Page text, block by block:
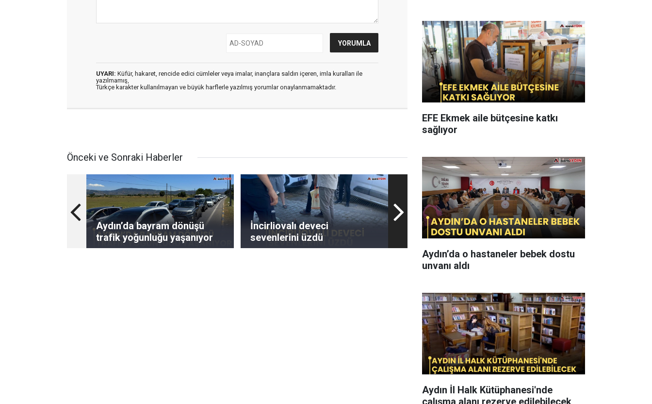
UYARI: Küfür, hakaret, rencide edici cümleler veya imalar, inançlara saldırı içeren, imla kuralları ile
yazılmamış,
Türkçe karakter kullanılmayan ve büyük harflerle yazılmış yorumlar onaylanmamaktadır.
Önceki ve Sonraki Haberler
Aydın’da bayram dönüşü
trafik yoğunluğu yaşanıyor
İncirliovalı deveci
sevenlerini üzdü
EFE Ekmek aile bütçesine katkı
sağlıyor
Aydın’da o hastaneler bebek dostu
unvanı aldı
Aydın İl Halk Kütüphanesi'nde
çalışma alanı rezerve edilebilecek